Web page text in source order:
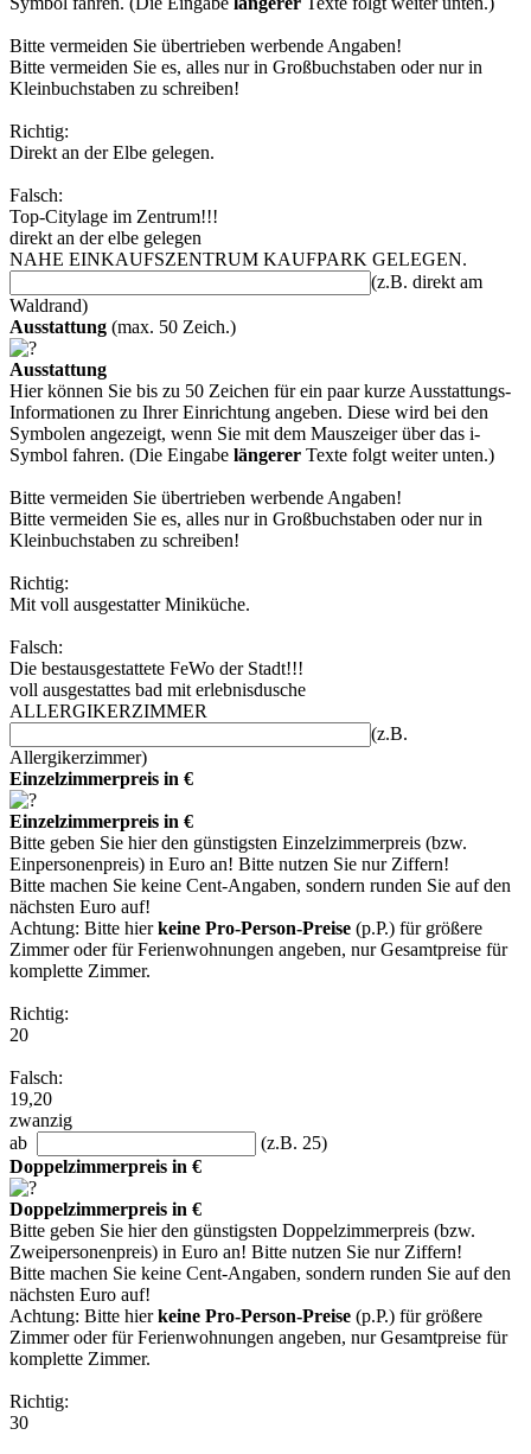
Bitte vermeiden Sie übertrieben werbende Angaben!
Bitte vermeiden Sie es, alles nur in Großbuchstaben oder nur in
Kleinbuchstaben zu schreiben!
Richtig:
Direkt an der Elbe gelegen.
Falsch:
Top-Citylage im Zentrum!!!
direkt an der elbe gelegen
NAHE EINKAUFSZENTRUM KAUFPARK GELEGEN.
(z.B. direkt am
Waldrand)
Ausstattung (max. 50 Zeich.)
Ausstattung
Hier können Sie bis zu 50 Zeichen für ein paar kurze Ausstattungs-
Informationen zu Ihrer Einrichtung angeben. Diese wird bei den
Symbolen angezeigt, wenn Sie mit dem Mauszeiger über das i-
Symbol fahren. (Die Eingabe längerer Texte folgt weiter unten.)
Bitte vermeiden Sie übertrieben werbende Angaben!
Bitte vermeiden Sie es, alles nur in Großbuchstaben oder nur in
Kleinbuchstaben zu schreiben!
Richtig:
Mit voll ausgestatter Miniküche.
Falsch:
Die bestausgestattete FeWo der Stadt!!!
voll ausgestattes bad mit erlebnisdusche
ALLERGIKERZIMMER
(z.B.
Allergikerzimmer)
Einzelzimmerpreis in €
Einzelzimmerpreis in €
Bitte geben Sie hier den günstigsten Einzelzimmerpreis (bzw.
Einpersonenpreis) in Euro an! Bitte nutzen Sie nur Ziffern!
Bitte machen Sie keine Cent-Angaben, sondern runden Sie auf den
nächsten Euro auf!
Achtung: Bitte hierkeine Pro-Person-Preise (p.P.) für größere
Zimmer oder für Ferienwohnungen angeben, nur Gesamtpreise für
komplette Zimmer.
Richtig:
20
Falsch:
19,20
zwanzig
ab
(z.B. 25)
Doppelzimmerpreis in €
Doppelzimmerpreis in €
Bitte geben Sie hier den günstigsten Doppelzimmerpreis (bzw.
Zweipersonenpreis) in Euro an! Bitte nutzen Sie nur Ziffern!
Bitte machen Sie keine Cent-Angaben, sondern runden Sie auf den
nächsten Euro auf!
Achtung: Bitte hierkeine Pro-Person-Preise (p.P.) für größere
Zimmer oder für Ferienwohnungen angeben, nur Gesamtpreise für
komplette Zimmer.
Richtig:
30